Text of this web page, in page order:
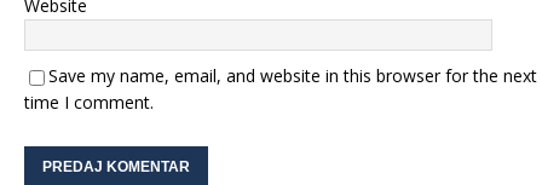
Website
Save my name, email, and website in this browser for the next
time I comment.